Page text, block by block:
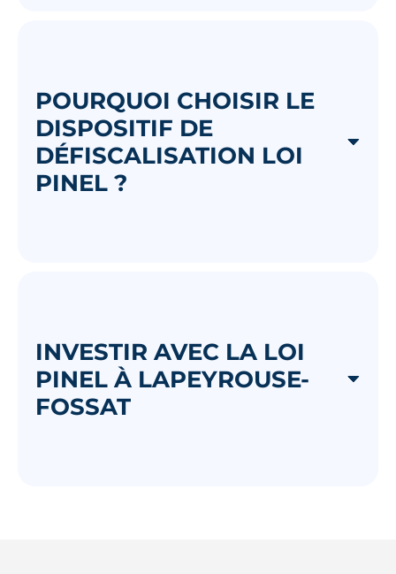
POURQUOI CHOISIR LE
DISPOSITIF DE
DÉFISCALISATION LOI
PINEL ?
INVESTIR AVEC LA LOI
PINEL À LAPEYROUSE-
FOSSAT